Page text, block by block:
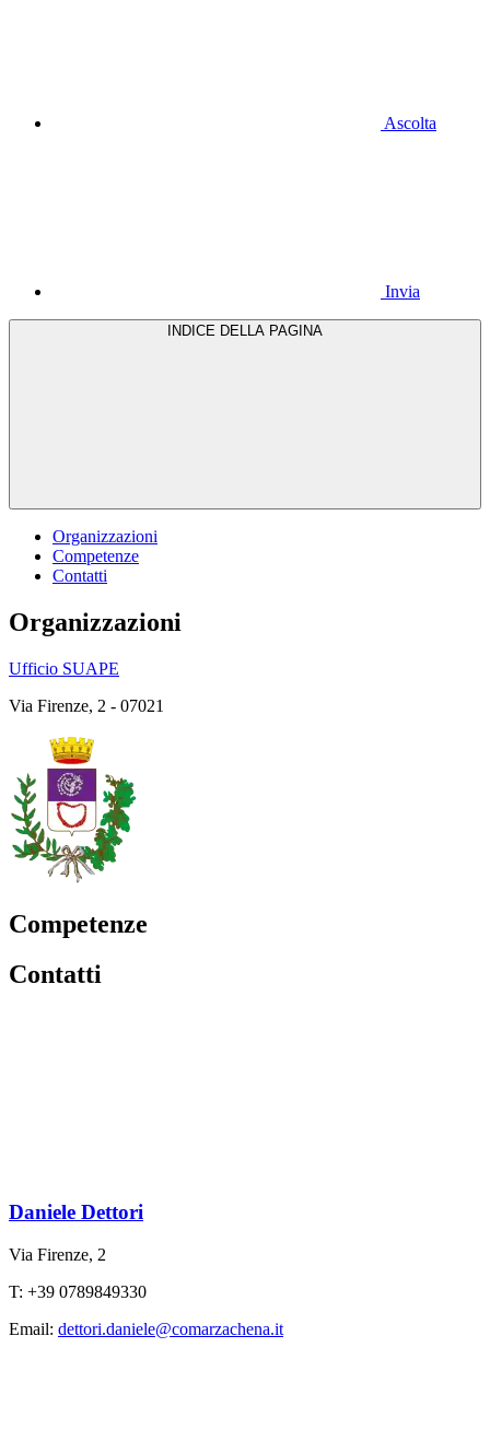
Ascolta
Invia
Organizzazioni
Competenze
Contatti
Organizzazioni
Ufficio SUAPE
Via Firenze, 2 - 07021
Competenze
Contatti
Daniele Dettori
Via Firenze, 2
T: +39 0789849330
Email: dettori.daniele@comarzachena.it